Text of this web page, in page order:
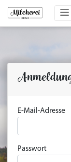
E-Mail-Adresse
Passwort